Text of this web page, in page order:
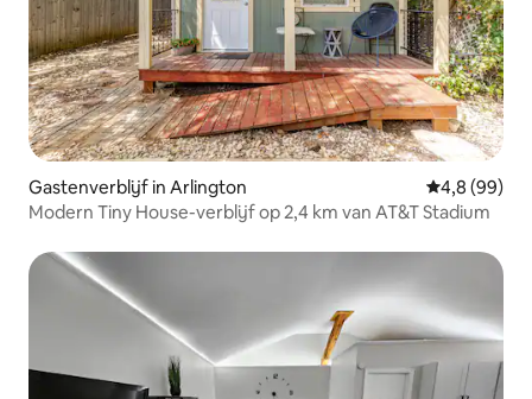
Gastenverblijf in Arlington Gemiddelde
4,8 (99)
Modern Tiny House-verblijf op 2,4 km van AT&T Stadium